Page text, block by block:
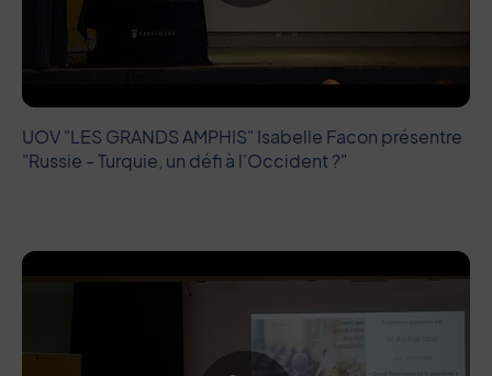
UOV "LES GRANDS AMPHIS" Isabelle Facon présentre
"Russie - Turquie, un défi à l’Occident ?"